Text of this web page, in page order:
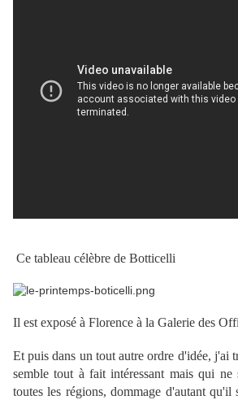
Ce tableau célèbre de Botticelli
Il est exposé à Florence à la Galerie des
Et puis dans un tout autre ordre d'idée, j'ai
semble tout à fait intéressant mais qui ne
toutes les régions, dommage d'autant qu'il